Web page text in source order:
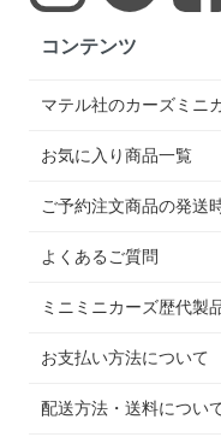
コンテンツ
マテル社のカーズミニ
お気に入り商品一覧
ご予約注文商品の発送
よくあるご質問
ミニミニカーズ歴代製
お支払い方法について
配送方法・送料につい